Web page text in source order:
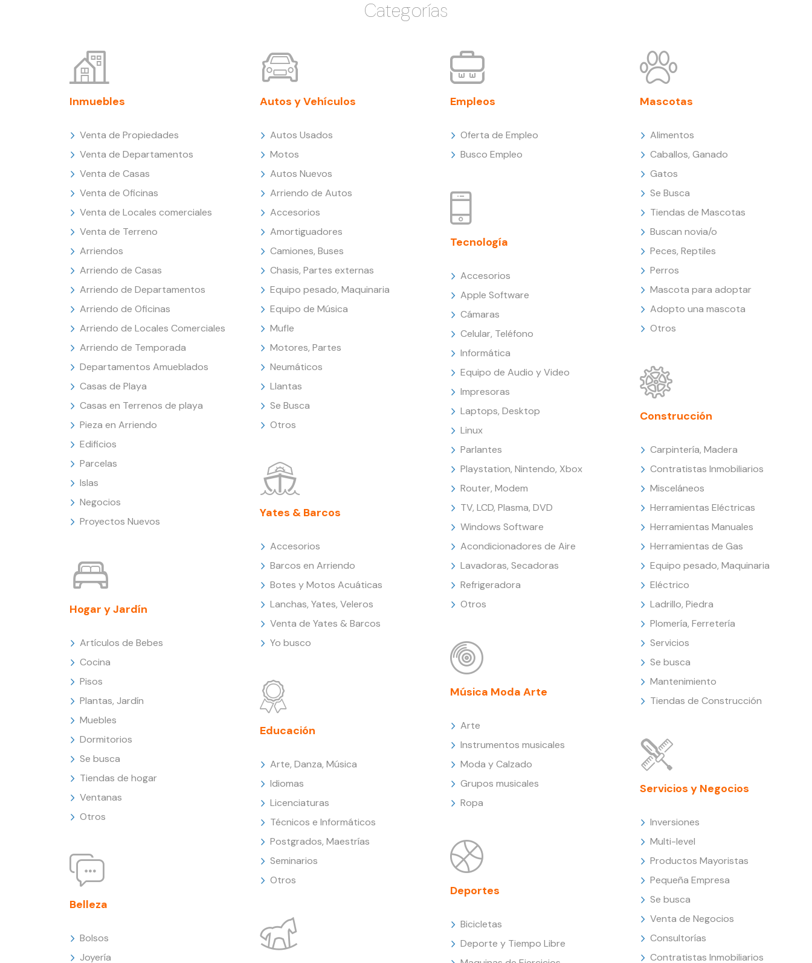
Categorías
Inmuebles
Venta de Propiedades
Venta de Departamentos
Venta de Casas
Venta de Oficinas
Venta de Locales comerciales
Venta de Terreno
Arriendos
Arriendo de Casas
Arriendo de Departamentos
Arriendo de Oficinas
Arriendo de Locales Comerciales
Arriendo de Temporada
Departamentos Amueblados
Casas de Playa
Casas en Terrenos de playa
Pieza en Arriendo
Edificios
Parcelas
Islas
Negocios
Proyectos Nuevos
Hogar y Jardín
Artículos de Bebes
Cocina
Pisos
Plantas, Jardín
Muebles
Dormitorios
Se busca
Tiendas de hogar
Ventanas
Otros
Belleza
Bolsos
Joyería
Autos y Vehículos
Autos Usados
Motos
Autos Nuevos
Arriendo de Autos
Accesorios
Amortiguadores
Camiones, Buses
Chasis, Partes externas
Equipo pesado, Maquinaria
Equipo de Música
Mufle
Motores, Partes
Neumáticos
Llantas
Se Busca
Otros
Yates & Barcos
Accesorios
Barcos en Arriendo
Botes y Motos Acuáticas
Lanchas, Yates, Veleros
Venta de Yates & Barcos
Yo busco
Educación
Arte, Danza, Música
Idiomas
Licenciaturas
Técnicos e Informáticos
Postgrados, Maestrías
Seminarios
Otros
Empleos
Oferta de Empleo
Busco Empleo
Tecnología
Accesorios
Apple Software
Cámaras
Celular, Teléfono
Informática
Equipo de Audio y Video
Impresoras
Laptops, Desktop
Linux
Parlantes
Playstation, Nintendo, Xbox
Router, Modem
TV, LCD, Plasma, DVD
Windows Software
Acondicionadores de Aire
Lavadoras, Secadoras
Refrigeradora
Otros
Música Moda Arte
Arte
Instrumentos musicales
Moda y Calzado
Grupos musicales
Ropa
Deportes
Bicicletas
Deporte y Tiempo Libre
Mascotas
Alimentos
Caballos, Ganado
Gatos
Se Busca
Tiendas de Mascotas
Buscan novia/o
Peces, Reptiles
Perros
Mascota para adoptar
Adopto una mascota
Otros
Construcción
Carpintería, Madera
Contratistas Inmobiliarios
Misceláneos
Herramientas Eléctricas
Herramientas Manuales
Herramientas de Gas
Equipo pesado, Maquinaria
Eléctrico
Ladrillo, Piedra
Plomería, Ferretería
Servicios
Se busca
Mantenimiento
Tiendas de Construcción
Servicios y Negocios
Inversiones
Multi-level
Productos Mayoristas
Pequeña Empresa
Se busca
Venta de Negocios
Consultorías
Contratistas Inmobiliarios